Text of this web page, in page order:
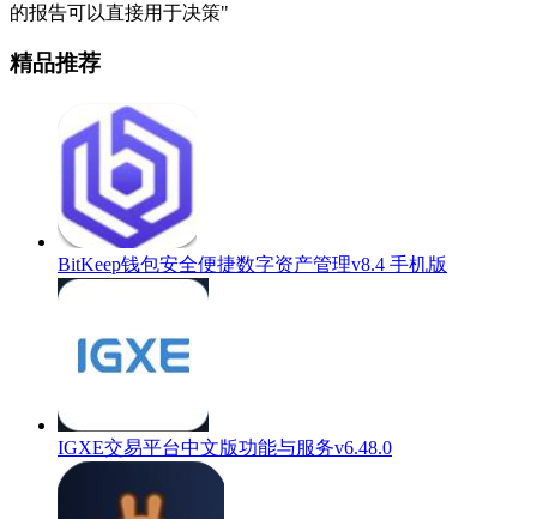
的报告可以直接用于决策"
精品推荐
BitKeep钱包安全便捷数字资产管理v8.4 手机版
IGXE交易平台中文版功能与服务v6.48.0